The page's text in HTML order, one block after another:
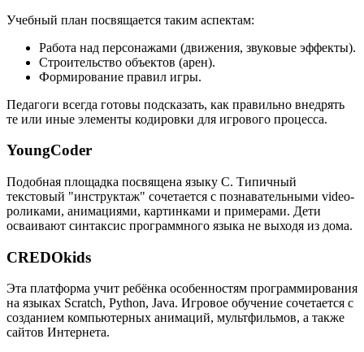
Учебный план посвящается таким аспектам:
Работа над персонажами (движения, звуковые эффекты).
Строительство объектов (арен).
Формирование правил игры.
Педагоги всегда готовы подсказать, как правильно внедрять
те или иные элементы кодировки для игрового процесса.
YoungCoder
Подобная площадка посвящена языку C. Типичный
текстовый "инструктаж" сочетается с познавательными video-
роликами, анимациями, картинками и примерами. Дети
осваивают синтаксис программного языка не выходя из дома.
CREDOkids
Эта платформа учит ребёнка особенностям программирования
на языках Scratch, Python, Java. Игровое обучение сочетается с
созданием компьютерных анимаций, мультфильмов, а также
сайтов Интернета.